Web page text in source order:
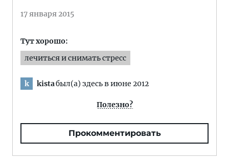
17 января 2015
Тут хорошо:
лечиться и снимать стресс
k kistaбыл(а) здесь в июне 2012
Полезно?
Прокомментировать